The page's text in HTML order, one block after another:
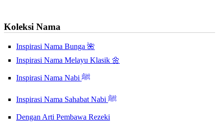
Koleksi Nama
Inspirasi Nama Bunga 🌺
Inspirasi Nama Melayu Klasik 🌼
Inspirasi Nama Nabi ﷺ
Inspirasi Nama Sahabat Nabi ﷺ
Dengan Arti Pembawa Rezeki